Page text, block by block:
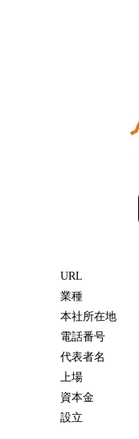
URL
業種
本社所在地
電話番号
代表者名
上場
資本金
設立